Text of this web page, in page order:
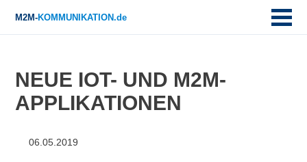
M2M-KOMMUNIKATION.de
NEUE IOT- UND M2M-
APPLIKATIONEN
06.05.2019